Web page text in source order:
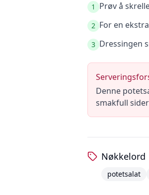
1 Prøv å
2 For en
3 Dressingen
Denne
smakfull
Nøkkelord
potetsalat